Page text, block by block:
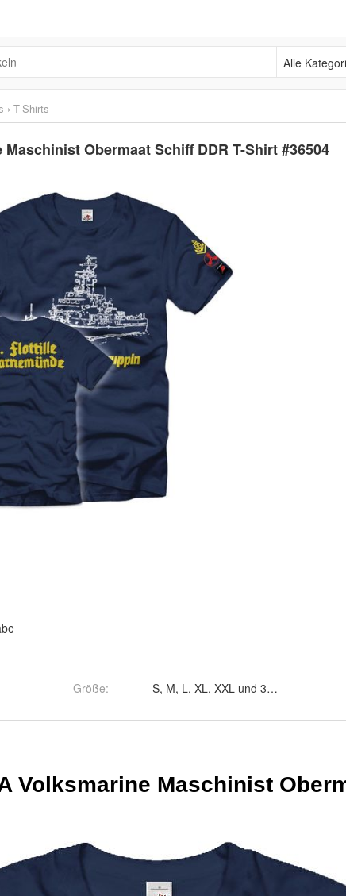
Alle Kategorien
› T-Shirts
Obermaat Schiff DDR T-Shirt #36504
Größe: S, M, L, XL, XXL und 3XL